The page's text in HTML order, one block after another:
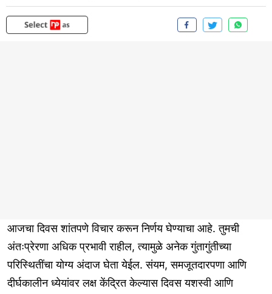
आजचा दिवस शांतपणे विचार करून निर्णय घेण्याचा आहे. तुमची
अंतःप्रेरणा अधिक प्रभावी राहील, त्यामुळे अनेक गुंतागुंतीच्या
परिस्थितींचा योग्य अंदाज घेता येईल. संयम, समजूतदारपणा आणि
दीर्घकालीन ध्येयांवर लक्ष केंद्रित केल्यास दिवस यशस्वी आणि